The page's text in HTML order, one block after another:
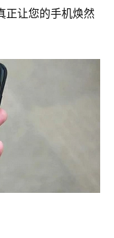
正让您的手机焕然